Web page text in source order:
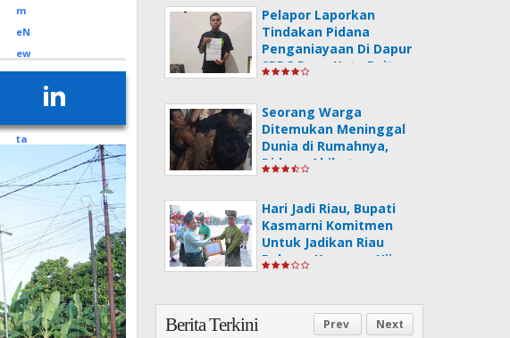
Pelapor Laporkan
Tindakan Pidana
Penganiayaan Di Dapur
SPPG Desa Koto Pait.
Seorang Warga
Ditemukan Meninggal
Dunia di Rumahnya,
Diduga Akibat
Hari Jadi Riau, Bupati
Kasmarni Komitmen
Untuk Jadikan Riau
Pelopor Kawasan Hijau
Prev Next
Berita Terkini